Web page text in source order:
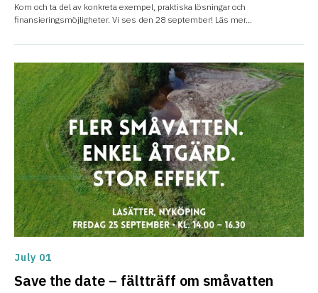
Kom och ta del av konkreta exempel, praktiska lösningar och
finansieringsmöjligheter. Vi ses den 28 september! Läs mer...
July 01
Save the date – fältträff om småvatten